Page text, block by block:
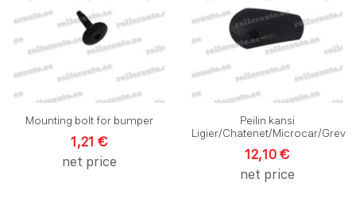
Pikakatselu
Mounting bolt for bumper
1,21 €
net price
Peilin kansi
Ligier/Chatenet/Microcar/Grev
12,10 €
net price